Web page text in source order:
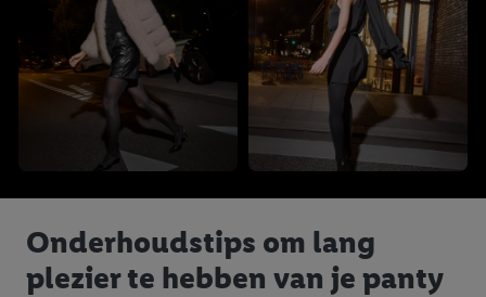
Onderhoudstips om lang
plezier te hebben van je panty